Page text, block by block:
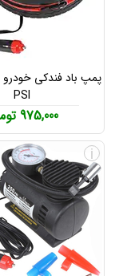
PSI
975,000 تومان
i